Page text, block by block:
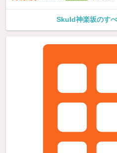
Skuld神楽坂のす